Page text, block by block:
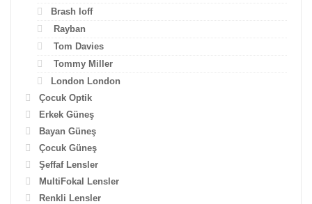
Brash loff
Rayban
Tom Davies
Tommy Miller
London London
Çocuk Optik
Erkek Güneş
Bayan Güneş
Çocuk Güneş
Şeffaf Lensler
MultiFokal Lensler
Renkli Lensler